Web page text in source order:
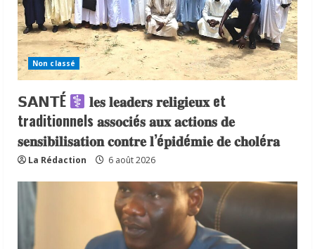
Non classé
𝗦𝗔𝗡𝗧É
𝐥𝐞𝐬 𝐥𝐞𝐚𝐝𝐞𝐫𝐬 𝐫𝐞𝐥𝐢𝐠𝐢𝐞𝐮𝐱 et
traditionnels 𝐚𝐬𝐬𝐨𝐜𝐢é𝐬 𝐚𝐮𝐱 𝐚𝐜𝐭𝐢𝐨𝐧𝐬 𝐝𝐞
𝐬𝐞𝐧𝐬𝐢𝐛𝐢𝐥𝐢𝐬𝐚𝐭𝐢𝐨𝐧 𝐜𝐨𝐧𝐭𝐫𝐞 𝐥’é𝐩𝐢𝐝é𝐦𝐢𝐞 𝐝𝐞 𝐜𝐡𝐨𝐥é𝐫𝐚
La Rédaction 6 août 2026